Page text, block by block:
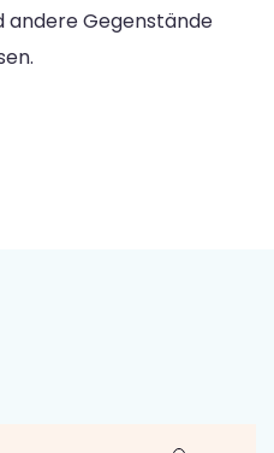
andere Gegenstände